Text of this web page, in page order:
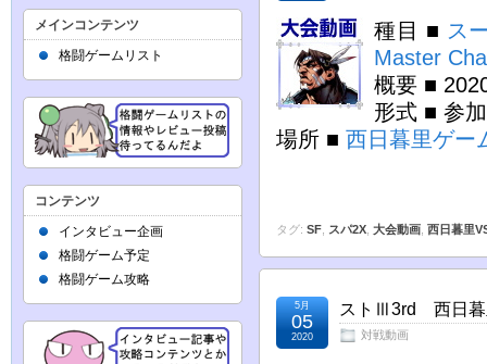
種目 ■ ス
Master
概要 ■
形式 ■ 参
場所 ■ 西日暮里ゲー
タグ: SF スパ2X 大会動画 西日暮里
ストⅢ3rd 西日
対戦動画
5月
05
2020
メインコンテンツ
格闘ゲームリスト
コンテンツ
インタビュー企画
格闘ゲーム予定
格闘ゲーム攻略